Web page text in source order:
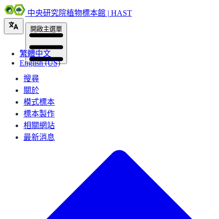
中央研究院植物標本館 | HAST
繁體中文
English (US)
開啟主選單
搜尋
關於
模式標本
標本製作
相關網站
最新消息